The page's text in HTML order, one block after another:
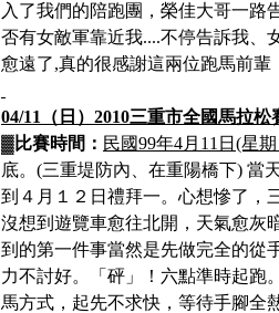
入了我們的陪跑團，榮佳大哥一路
否有女敵軍靠近我....不停告訴我、
愈遠了,真的很感謝這兩位跑馬前輩
04/11（日） 2010三重市全國馬拉松
▓比賽時間： 民國99年4月11日(星
底。 (三重堤防內、在重陽橋下) 當
到４月１２日禮拜一。心想慘了，
沒想到遊覽車愈往北開，天氣愈灰
到的第一件事當然是先做完全的從
力不討好。「砰」！六點準時起跑
馬方式，起先不求快，等待手腳全